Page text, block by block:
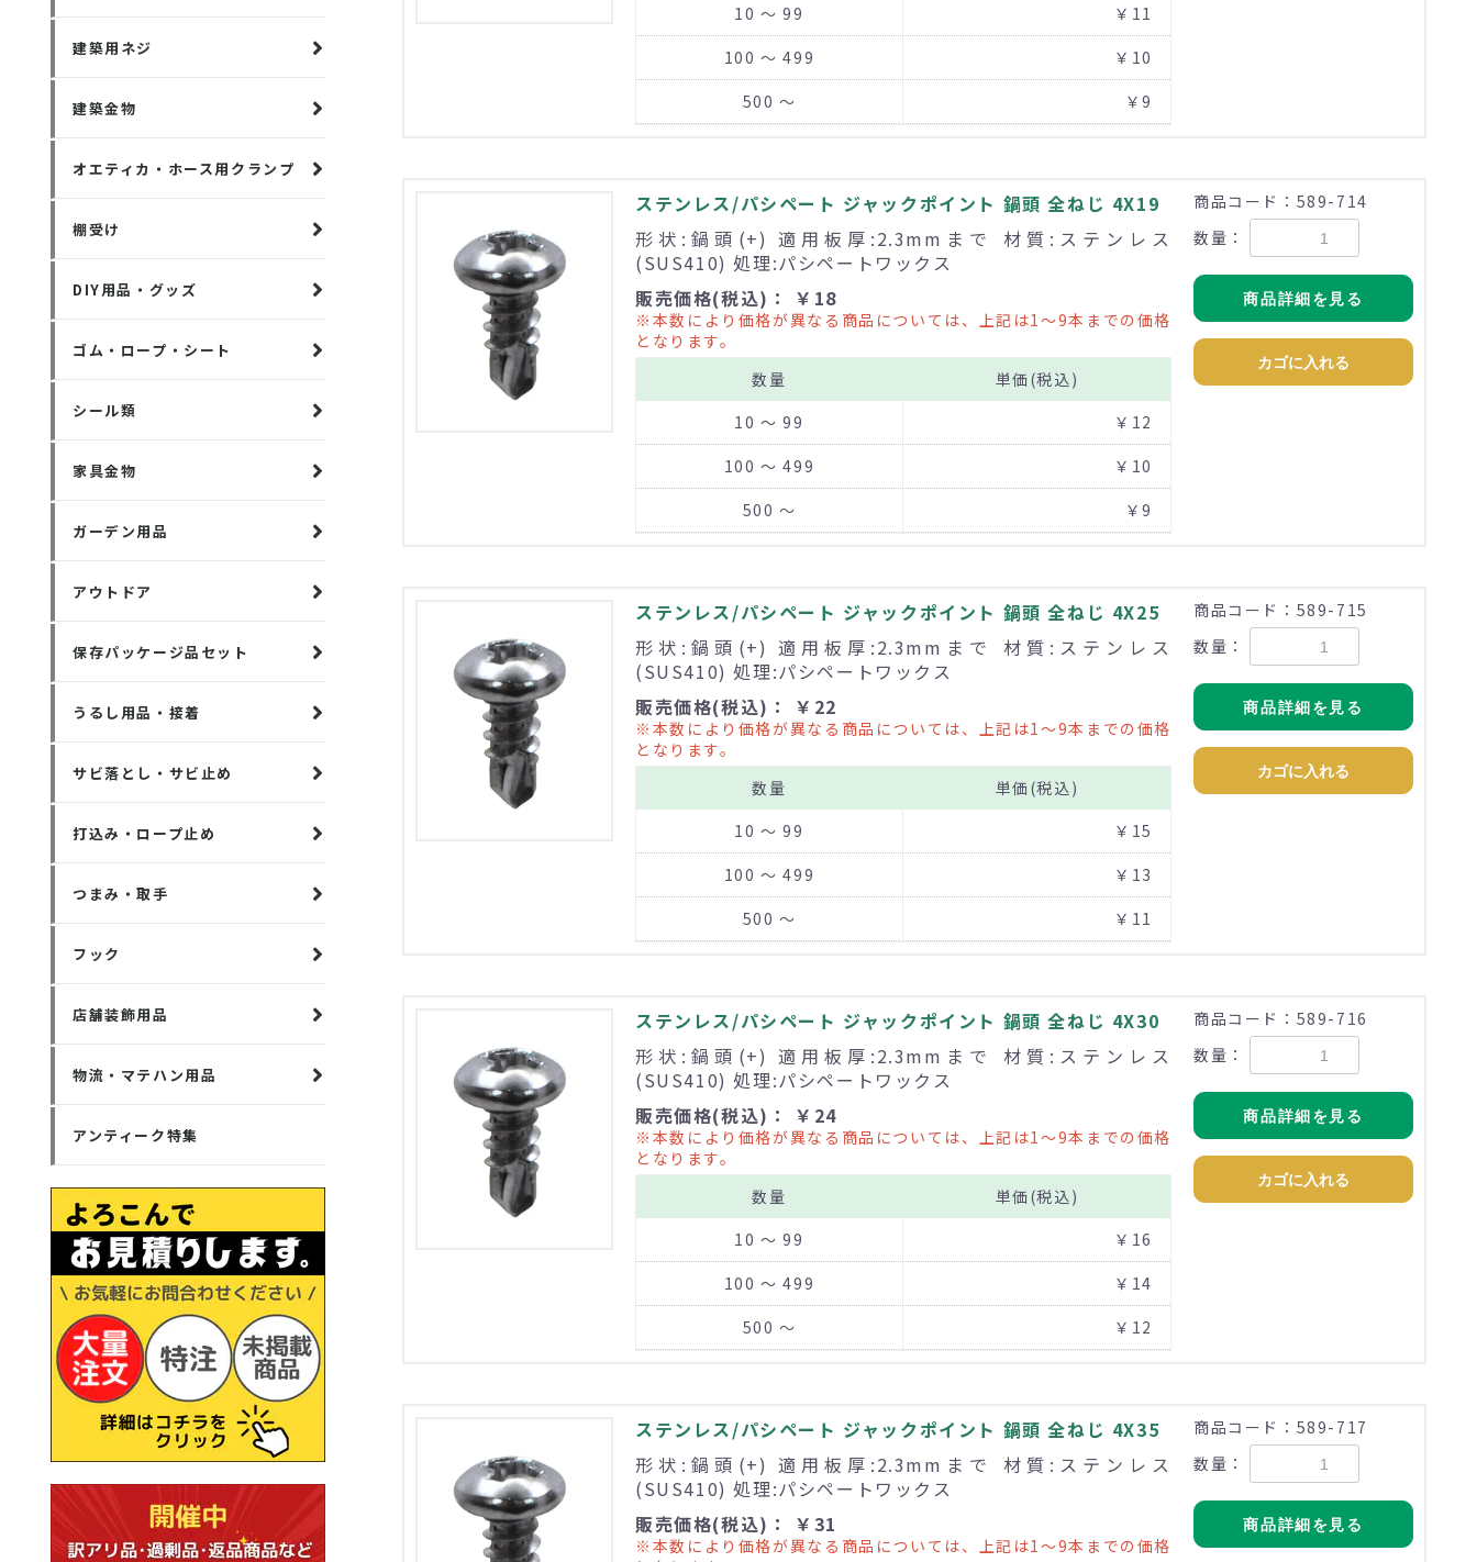
建築用ネジ
建築金物
オエティカ・ホース用クランプ
棚受け
DIY用品・グッズ
ゴム・ロープ・シート
シール類
家具金物
ガーデン用品
アウトドア
保存パッケージ品セット
うるし用品・接着
サビ落とし・サビ止め
打込み・ロープ止め
つまみ・取手
フック
店舗装飾用品
物流・マテハン用品
アンティーク特集
10 ～ 99
￥11
100 ～ 499
￥10
500 ～
￥9
ステンレス/パシペート ジャックポイント 鍋頭 全ねじ 4X19
形状:鍋頭(+) 適用板厚:2.3mmまで 材質:ステンレス
(SUS410) 処理:パシペートワックス
販売価格(税込)： ￥18
※本数により価格が異なる商品については、上記は1～9本までの価格
となります。
数量
単価(税込)
10 ～ 99
￥12
100 ～ 499
￥10
500 ～
￥9
商品コード：589-714
数量：
商品詳細を見る
カゴに入れる
ステンレス/パシペート ジャックポイント 鍋頭 全ねじ 4X25
形状:鍋頭(+) 適用板厚:2.3mmまで 材質:ステンレス
(SUS410) 処理:パシペートワックス
販売価格(税込)： ￥22
※本数により価格が異なる商品については、上記は1～9本までの価格
となります。
数量
単価(税込)
10 ～ 99
￥15
100 ～ 499
￥13
500 ～
￥11
商品コード：589-715
数量：
商品詳細を見る
カゴに入れる
ステンレス/パシペート ジャックポイント 鍋頭 全ねじ 4X30
形状:鍋頭(+) 適用板厚:2.3mmまで 材質:ステンレス
(SUS410) 処理:パシペートワックス
販売価格(税込)： ￥24
※本数により価格が異なる商品については、上記は1～9本までの価格
となります。
数量
単価(税込)
10 ～ 99
￥16
100 ～ 499
￥14
500 ～
￥12
商品コード：589-716
数量：
商品詳細を見る
カゴに入れる
ステンレス/パシペート ジャックポイント 鍋頭 全ねじ 4X35
形状:鍋頭(+) 適用板厚:2.3mmまで 材質:ステンレス
(SUS410) 処理:パシペートワックス
販売価格(税込)： ￥31
※本数により価格が異なる商品については、上記は1～9本までの価格
商品コード：589-717
数量：
商品詳細を見る